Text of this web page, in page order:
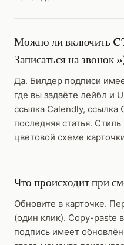
Можно ли включить
Записаться на звонок
Да. Билдер подписи
где вы задаёте лейбл и
ссылка Calendly, ссылка
последняя статья.
цветовой схеме
Что происходит при
Обновите в карточке.
(один клик). Copy-paste
подпись имеет